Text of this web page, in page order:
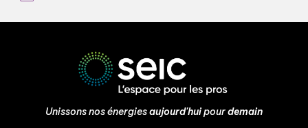
Unissons nos énergiesaujourd'huipourdemain